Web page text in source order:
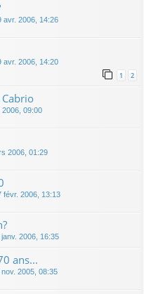
avr. 2006, 14:26
avr. 2006, 14:20
1 2
2006, 09:00
2006, 01:29
févr. 2006, 13:13
janv. 2006, 16:35
ans...
nov. 2005, 08:35